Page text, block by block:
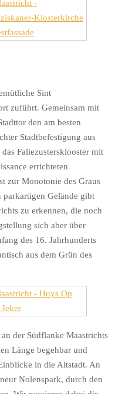
Sint
zuführt. Gemeinsam mit
den am besten
Stadtbefestigung aus
Faliezustersklooster mit
errichteten
zur Monotonie des Graus
parkartigen Gelände gibt
zu erkennen, die noch
sich aber über
des 16. Jahrhunderts
aus dem Grün des
der Südflanke Maastrichts
Länge begehbar und
in die Altstadt. An
Nolenspark, durch den